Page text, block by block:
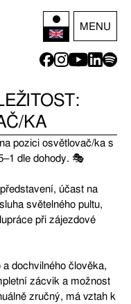
MENU
KA
pozici osvětlovač/ka s
dle dohody. 🎭
účast na
světelného pultu,
při zájezdové
dochvilného člověka,
zácvik a možnost
zručný, má vztah k